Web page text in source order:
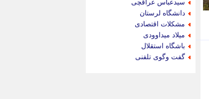
سیدعباس عراقچی
دانشگاه لرستان
مشکلات اقتصادی
میلاد میداوودی
باشگاه استقلال
گفت وگوی تلفنی